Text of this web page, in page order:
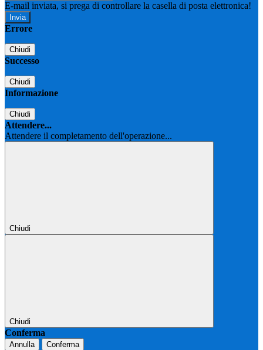
E-mail inviata, si prega di controllare la casella di posta elettronica!
Errore
Chiudi
Successo
Chiudi
Informazione
Chiudi
Attendere...
Attendere il completamento dell'operazione...
Chiudi
Chiudi
Conferma
Annulla Conferma